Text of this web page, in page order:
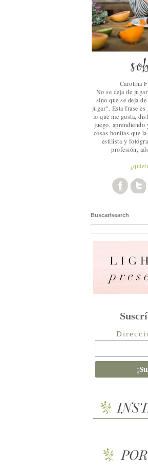
Carolina
"No se deja de
sino que se deja
jugar". Esta frase es
lo que me gusta,
juego, aprendiendo
cosas bonitas que
estilista y
profesión,
Buscar/search